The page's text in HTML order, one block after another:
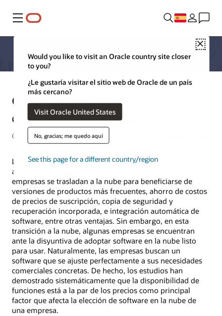
Menú
Close
Would you like to visit an Oracle country site closer
to you?
¿Le gustaría visitar el sitio web de Oracle de un país
más cercano?
Visit Oracle United States
No, gracias; me quedo aquí
See this page for a different country/region
Otra ventaja de migrar a la nube:
extensibilidad del marco
C Prasanna Venkatesan, director de gestión de productos, Oracle
La adopción de la computación en la nube está creciendo
a un ritmo sin precedentes, dado que más y más
empresas se trasladan a la nube para beneficiarse de
versiones de productos más frecuentes, ahorro de costos
de precios de suscripción, copia de seguridad y
recuperación incorporada, e integración automática de
software, entre otras ventajas. Sin embargo, en esta
transición a la nube, algunas empresas se encuentran
ante la disyuntiva de adoptar software en la nube listo
para usar. Naturalmente, las empresas buscan un
software que se ajuste perfectamente a sus necesidades
comerciales concretas. De hecho, los estudios han
demostrado sistemáticamente que la disponibilidad de
funciones está a la par de los precios como principal
factor que afecta la elección de software en la nube de
una empresa.